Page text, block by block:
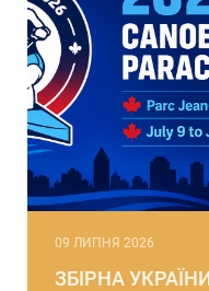
09 ЛИПНЯ 2026
ЗБІРНА